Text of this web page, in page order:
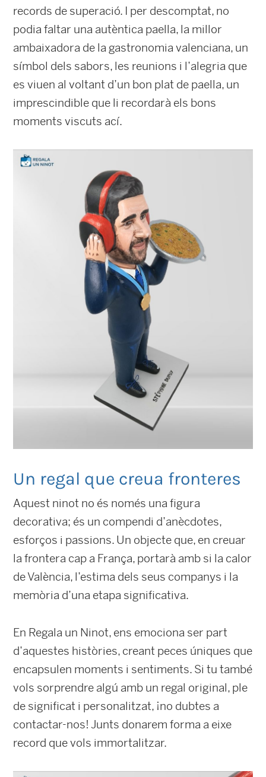
records de superació. I per descomptat, no
podia faltar una autèntica paella, la millor
ambaixadora de la gastronomia valenciana, un
símbol dels sabors, les reunions i l’alegria que
es viuen al voltant d’un bon plat de paella, un
imprescindible que li recordarà els bons
moments viscuts ací.
Un regal que creua fronteres
Aquest ninot no és només una figura
decorativa; és un compendi d’anècdotes,
esforços i passions. Un objecte que, en creuar
la frontera cap a França, portarà amb si la calor
de València, l’estima dels seus companys i la
memòria d’una etapa significativa.
En Regala un Ninot, ens emociona ser part
d’aquestes històries, creant peces úniques que
encapsulen moments i sentiments. Si tu també
vols sorprendre algú amb un regal original, ple
de significat i personalitzat, ¡no dubtes a
contactar-nos! Junts donarem forma a eixe
record que vols immortalitzar.